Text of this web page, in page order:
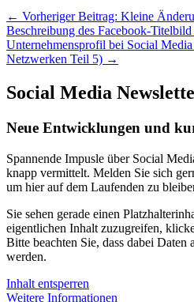
← Vorheriger Beitrag: Kleine
Beschreibung des Facebook-Titelbild
Unternehmensprofil bei Social
Netzwerken Teil 5) →
Social Media
Neue Entwicklungen und
Spannende Impusle über Social
knapp vermittelt. Melden Sie sich
um hier auf dem Laufenden zu
Sie sehen gerade einen
eigentlichen Inhalt zuzugreifen,
Bitte beachten Sie, dass dabei Daten
werden.
Inhalt entsperren
Weitere Informationen